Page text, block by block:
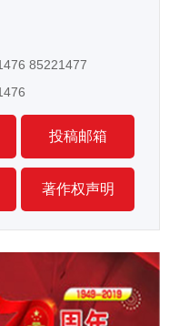
85221477
投稿邮箱
著作权声明